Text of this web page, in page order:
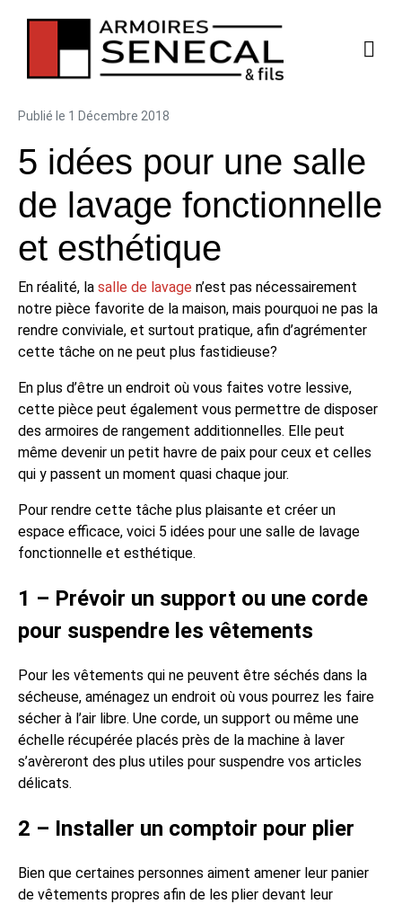
Publié le 1 Décembre 2018
5 idées pour une salle
de lavage fonctionnelle
et esthétique
En réalité, la salle de lavage n’est pas nécessairement
notre pièce favorite de la maison, mais pourquoi ne pas la
rendre conviviale, et surtout pratique, afin d’agrémenter
cette tâche on ne peut plus fastidieuse?
En plus d’être un endroit où vous faites votre lessive,
cette pièce peut également vous permettre de disposer
des armoires de rangement additionnelles. Elle peut
même devenir un petit havre de paix pour ceux et celles
qui y passent un moment quasi chaque jour.
Pour rendre cette tâche plus plaisante et créer un
espace efficace, voici 5 idées pour une salle de lavage
fonctionnelle et esthétique.
1 – Prévoir un support ou une corde
pour suspendre les vêtements
Pour les vêtements qui ne peuvent être séchés dans la
sécheuse, aménagez un endroit où vous pourrez les faire
sécher à l’air libre. Une corde, un support ou même une
échelle récupérée placés près de la machine à laver
s’avèreront des plus utiles pour suspendre vos articles
délicats.
2 – Installer un comptoir pour plier
Bien que certaines personnes aiment amener leur panier
de vêtements propres afin de les plier devant leur